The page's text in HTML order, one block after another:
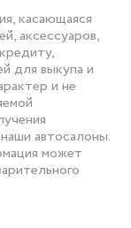
касающаяся
аксессуаров,
для выкупа и
и не
автосалоны.
может